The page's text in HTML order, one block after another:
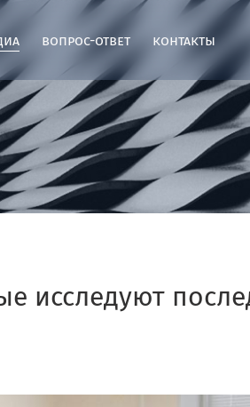
вопрос-ответ контакты
исследуют